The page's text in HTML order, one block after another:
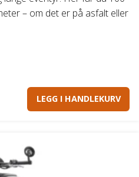
– om det er på asfalt eller
LEGG I HANDLEKURV